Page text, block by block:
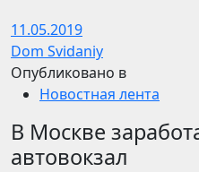
11.05.2019
Dom Svidaniy
Опубликовано в
Новостная лента
В Москве
автовокзал